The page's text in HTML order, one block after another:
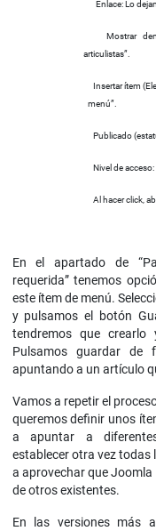
Enlace: Lo
Mostrar
articulistas”.
Insertar ítem
menú”.
Publicado
Nivel de acceso:
Al hacer click,
En el apartado de
requerida” tenemos
este ítem de menú.
y pulsamos el botón
tendremos que
Pulsamos guardar de
apuntando a un artículo
Vamos a repetir el
queremos definir unos
a apuntar a
establecer otra vez todas
a aprovechar que
de otros existentes.
En las versiones más